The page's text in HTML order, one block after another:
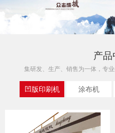
产品
集研发、生产、销售为一体，专
凹版印刷机 涂布机